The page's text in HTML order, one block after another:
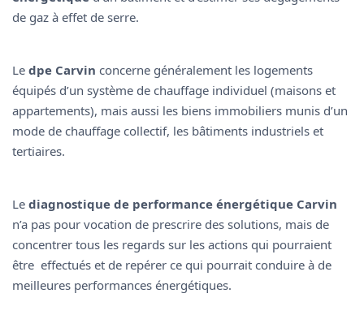
de gaz à effet de serre.
Le dpe Carvin concerne généralement les logements
équipés d’un système de chauffage individuel (maisons et
appartements), mais aussi les biens immobiliers munis d’un
mode de chauffage collectif, les bâtiments industriels et
tertiaires.
Le diagnostique de performance énergétique Carvin
n’a pas pour vocation de prescrire des solutions, mais de
concentrer tous les regards sur les actions qui pourraient
être effectués et de repérer ce qui pourrait conduire à de
meilleures performances énergétiques.